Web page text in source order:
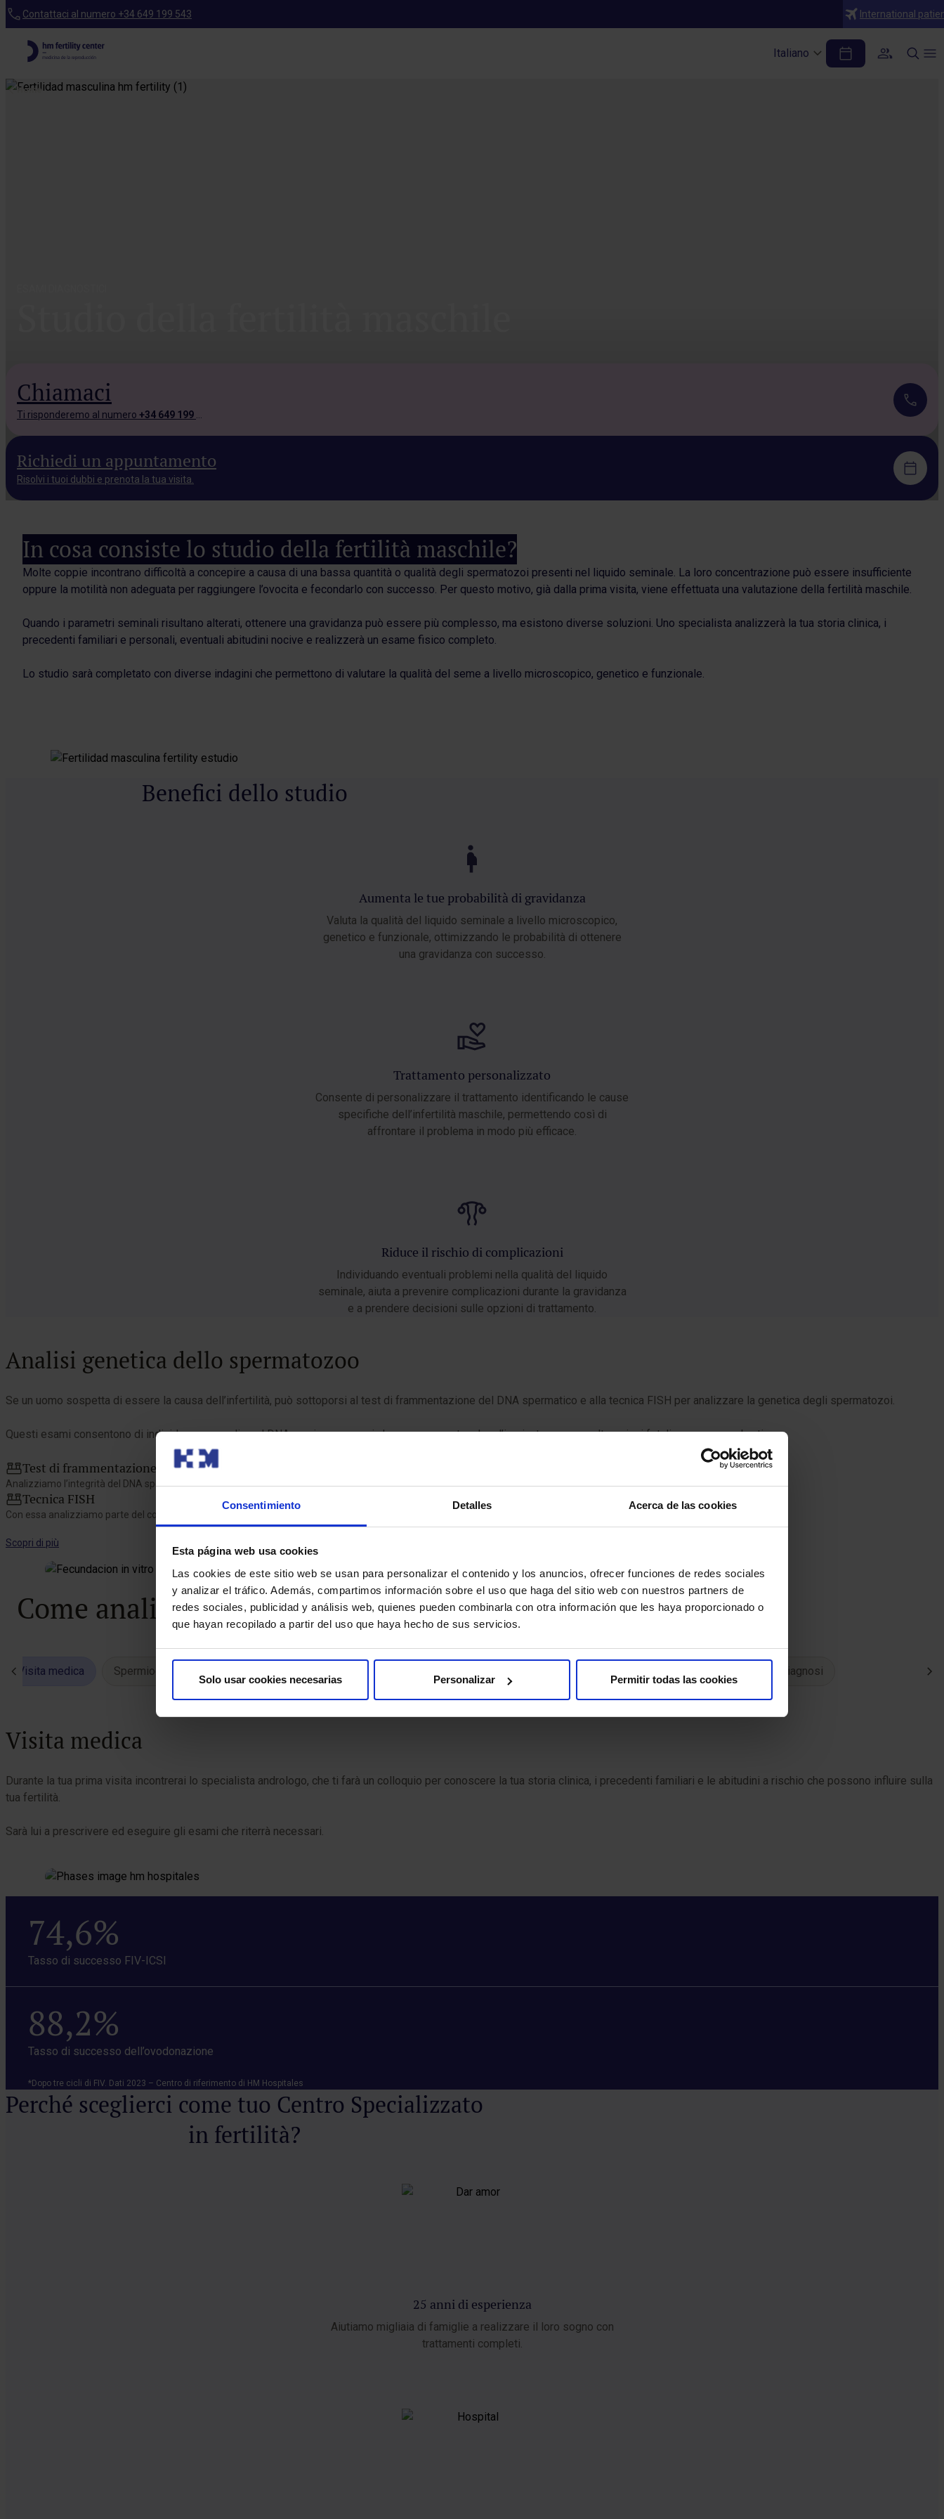
Consentimiento Detalles Acerca de las cookies
Esta página web usa cookies
Las cookies de este sitio web se usan para personalizar el contenido y los anuncios, ofrecer funciones de redes sociales
y analizar el tráfico. Además, compartimos información sobre el uso que haga del sitio web con nuestros partners de
redes sociales, publicidad y análisis web, quienes pueden combinarla con otra información que les haya proporcionado o
que hayan recopilado a partir del uso que haya hecho de sus servicios.
Solo usar cookies necesarias Personalizar Permitir todas las cookies
Contattaci al numero +34 649 199 543 International
Italiano
Home
Chiamaci
Ti risponderemo al numero +34 649 199 543.
Richiedi un appuntamento
Risolvi i tuoi dubbi e prenota la tua visita.
In cosa consiste lo studio della fertilità maschile?
Molte coppie incontrano difficoltà a concepire a causa di una bassa quantità o qualità degli spermatozoi presenti nel liquido seminale. La loro concentrazione può essere insufficiente
oppure la motilità non adeguata per raggiungere l’ovocita e fecondarlo con successo. Per questo motivo, già dalla prima visita, viene effettuata una valutazione della fertilità maschile.
Quando i parametri seminali risultano alterati, ottenere una gravidanza può essere più complesso, ma esistono diverse soluzioni. Uno specialista analizzerà la tua storia clinica, i
precedenti familiari e personali, eventuali abitudini nocive e realizzerà un esame fisico completo.
Lo studio sarà completato con diverse indagini che permettono di valutare la qualità del seme a livello microscopico, genetico e funzionale.
Benefici dello studio
Aumenta le tue probabilità di gravidanza
Valuta la qualità del liquido seminale a livello microscopico,
genetico e funzionale, ottimizzando le probabilità di ottenere
una gravidanza con successo.
Trattamento personalizzato
Consente di personalizzare il trattamento identificando le cause
specifiche dell’infertilità maschile, permettendo così di
affrontare il problema in modo più efficace.
Riduce il rischio di complicazioni
Individuando eventuali problemi nella qualità del liquido
seminale, aiuta a prevenire complicazioni durante la gravidanza
e a prendere decisioni sulle opzioni di trattamento.
Analisi genetica dello spermatozoo
Se un uomo sospetta di essere la causa dell’infertilità, può sottoporsi al test di frammentazione del DNA spermatico e alla tecnica FISH per analizzare la genetica degli spermatozoi.
Questi esami consentono di individuare anomalie nel DNA e nei cromosomi che possono ostacolare l’impianto, causare alterazioni fetali o provocare aborti.
Test di frammentazione del DNA spermatico
Analizziamo l’integrità del DNA spermatico, ovvero le rotture o lesioni presenti nel materiale genetico dello spermatozoo.
Tecnica FISH
Con essa analizziamo parte del codice genetico degli spermatozoi per verificare se la percentuale di cromosomi anomali presenti nel campione è superiore alla norma.
Scopri di più
Come analizziamo la tua fertilità?
Visita medica Spermiogramma Valutazione degli esami e diagnosi
Visita medica
Durante la tua prima visita incontrerai lo specialista andrologo, che ti farà un colloquio per conoscere la tua storia clinica, i precedenti familiari e le abitudini a rischio che possono influire sulla
tua fertilità.
Sarà lui a prescrivere ed eseguire gli esami che riterrà necessari.
74,6%
Tasso di successo FIV-ICSI
88,2%
Tasso di successo dell’ovodonazione
*Dopo tre cicli di FIV. Dati 2023 – Centro di riferimento di HM Hospitales
Perché sceglierci come tuo Centro Specializzato
in fertilità?
25 anni di esperienza
Aiutiamo migliaia di famiglie a realizzare il loro sogno con
trattamenti completi.